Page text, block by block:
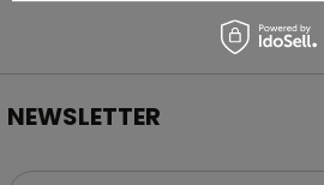
NEWSLETTER